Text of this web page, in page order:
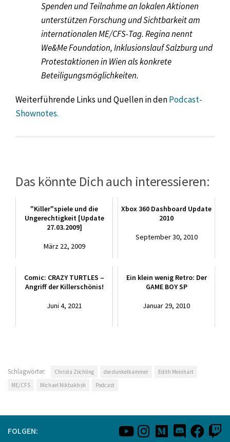
Spenden und Teilnahme an lokalen Aktionen
unterstützen Forschung und Sichtbarkeit am
internationalen ME/CFS-Tag. Regina nennt
We&Me Foundation, Inklusionslauf Salzburg und
Protestaktionen in Wien als konkrete
Beteiligungsmöglichkeiten.
Weiterführende Links und Quellen in denPodcast-
Shownotes.
Das könnte Dich auch interessieren:
"Killer"spiele und die
Ungerechtigkeit [Update
27.03.2009]
März 22, 2009
Xbox 360 Dashboard Update
2010
September 30, 2010
Comic: CRAZY TURTLES –
Angriff der Killerschönis!
Juni 4, 2021
Ein klein wenig Retro: Der
GAME BOY SP
Januar 29, 2010
Schlagwörter: Christa Zöchling die dunkelkammer
Edith Meinhart
ME/CFS
Michael Nikbakhsh Podcast
FOLGEN: